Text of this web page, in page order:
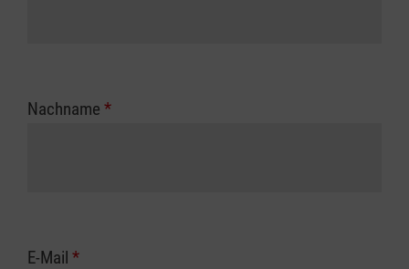
Nachname *
E-Mail *